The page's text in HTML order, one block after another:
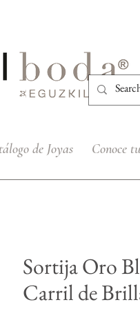
de Joyas Conoce
Sortija Oro
Carril de